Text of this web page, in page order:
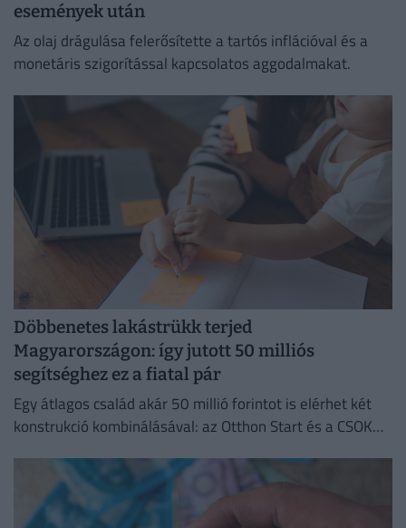
események után
Az olaj drágulása felerősítette a tartós inflációval és a
monetáris szigorítással kapcsolatos aggodalmakat.
Döbbenetes lakástrükk terjed
Magyarországon: így jutott 50 milliós
segítséghez ez a fiatal pár
Egy átlagos család akár 50 millió forintot is elérhet két
konstrukció kombinálásával: az Otthon Start és a CSOK